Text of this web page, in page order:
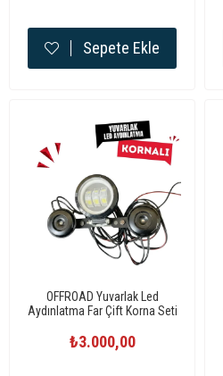
Sepete Ekle
OFFROAD Yuvarlak Led
Aydınlatma Far Çift Korna Seti
₺3.000,00